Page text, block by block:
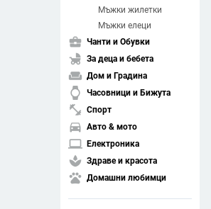
Мъжки жилетки
Мъжки елеци
business_center Чанти и Обувки
child_friendly За деца и бебета
weekend Дом и Градина
watch Часовници и Бижута
fitness_center Спорт
directions_car Авто & мото
laptop Електроника
spa Здраве и красота
pets Домашни любимци